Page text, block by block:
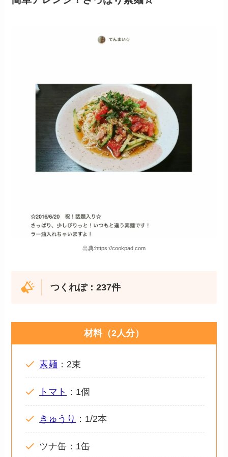
出典:https://cookpad.com
つくれぽ：237件
材料（2人分）
素麺 ：2束
トマト ：1個
きゅうり ：1/2本
ツナ缶：1缶